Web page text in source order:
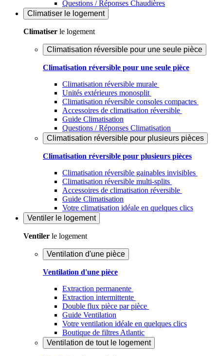
Questions / Réponses Chaudières
Climatiser le logement
Climatiser le logement
Climatisation réversible pour une seule pièce
Climatisation réversible pour une seule pièce
Climatisation réversible murale
Unités extérieures monosplit
Climatisation réversible consoles compactes
Accessoires de climatisation réversible
Guide Climatisation
Questions / Réponses Climatisation
Climatisation réversible pour plusieurs pièces
Climatisation réversible pour plusieurs pièces
Climatisation réversible gainables invisibles
Climatisation réversible multi-splits
Accessoires de climatisation réversible
Guide Climatisation
Votre climatisation idéale en quelques clics
Ventiler le logement
Ventiler le logement
Ventilation d'une pièce
Ventilation d'une pièce
Extraction permanente
Extraction intermittente
Double flux pièce par pièce
Guide Ventilation
Votre ventilation idéale en quelques clics
Boutique de filtres Atlantic
Ventilation de tout le logement